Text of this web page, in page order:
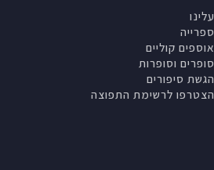
עלינו
ספרייה
אוספים קוליים
סופרים וסופרות
הגשת סיפורים
הצטרפו לרשימת התפוצה